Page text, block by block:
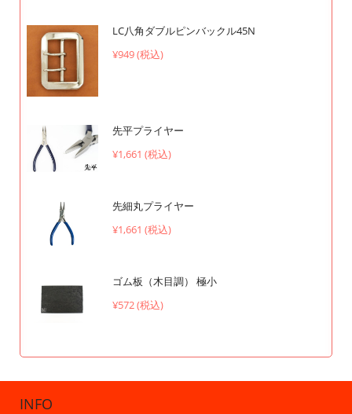
LC八角ダブルピンバックル45N
¥949 (税込)
先平プライヤー
¥1,661 (税込)
先細丸プライヤー
¥1,661 (税込)
ゴム板（木目調） 極小
¥572 (税込)
INFO